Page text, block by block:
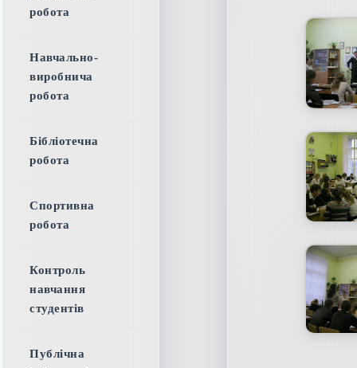
робота
Навчально-
виробнича
робота
Бібліотечна
робота
Спортивна
робота
Контроль
навчання
студентів
Публічна